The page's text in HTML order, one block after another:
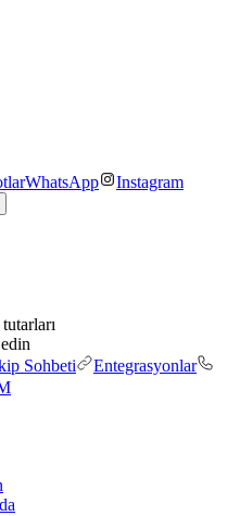
WhatsApp
Instagram
Sohbeti
Entegrasyonlar